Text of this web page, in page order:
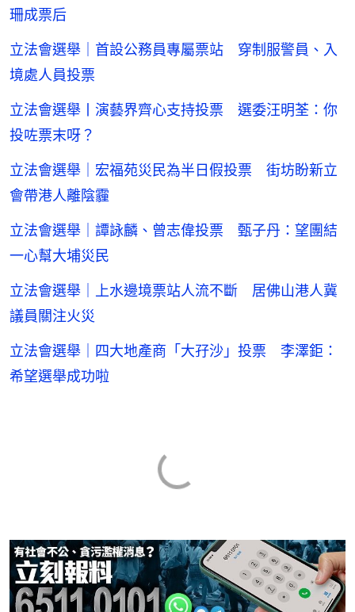
珊成票后
立法會選舉｜首設公務員專屬票站 穿制服警員、入
境處人員投票
立法會選舉丨演藝界齊心支持投票 選委汪明荃：你
投咗票末呀？
立法會選舉｜宏福苑災民為半日假投票 街坊盼新立
會帶港人離陰霾
立法會選舉｜譚詠麟、曾志偉投票 甄子丹：望團結
一心幫大埔災民
立法會選舉｜上水邊境票站人流不斷 居佛山港人冀
議員關注火災
立法會選舉｜四大地產商「大孖沙」投票 李澤鉅：
希望選舉成功啦